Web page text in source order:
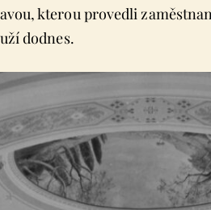
kterou provedli
dodnes.